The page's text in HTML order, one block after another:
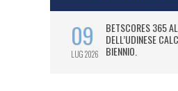
09
LUG 2026
BETSCORES 365
DELL’UDINESE
BIENNIO.